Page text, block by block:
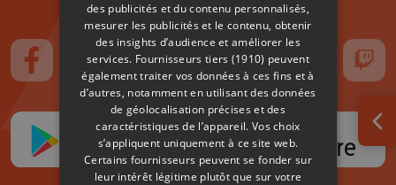
Suivez-nous sur FaceBook
Suivez-nous sur Instagram
Suivez-nous sur TikTok
Suivez-nous sur YouTube
Suivez-nous
des publicités et du contenu personnalisés,
mesurer les publicités et le contenu, obtenir
des insights d’audience et améliorer les
services. Fournisseurs tiers (1910) peuvent
également traiter vos données à ces fins et à
d’autres, notamment en utilisant des données
de géolocalisation précises et des
caractéristiques de l’appareil. Vos choix
s’appliquent uniquement à ce site web.
Certains fournisseurs peuvent se fonder sur
leur intérêt légitime plutôt que sur votre